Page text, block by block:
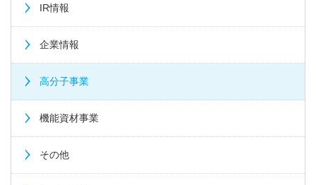
IR情報
企業情報
高分子事業
機能資材事業
その他